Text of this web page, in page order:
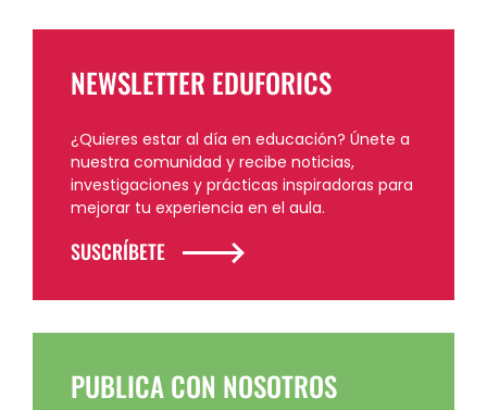
NEWSLETTER EDUFORICS
¿Quieres estar al día en educación? Únete a
nuestra comunidad y recibe noticias,
investigaciones y prácticas inspiradoras para
mejorar tu experiencia en el aula.
SUSCRÍBETE
PUBLICA CON NOSOTROS